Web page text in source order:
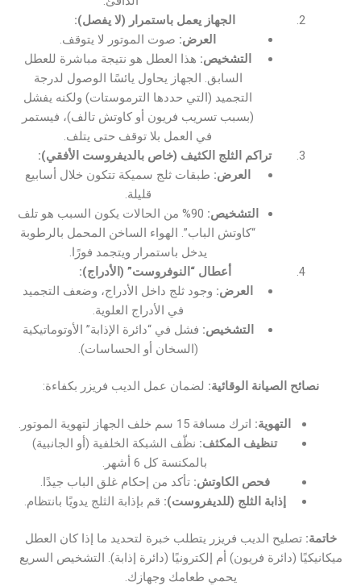
الجهاز يعمل باستمرار (لا يفصل):
العرض: صوت الموتور لا يتوقف.
التشخيص: هذا العطل هو نتيجة مباشرة للعطل
السابق. الجهاز يحاول يائسًا الوصول لدرجة
التجميد (التي حددها الترموستات) ولكنه يفشل
(بسبب تسريب فريون أو كاوتش تالف)، فيستمر
في العمل بلا توقف حتى يتلف.
تراكم الثلج الكثيف (خاص بالديفروست الأفقي):
العرض: طبقات ثلج سميكة تتكون خلال أسابيع
قليلة.
التشخيص:
90% من الحالات يكون السبب هو تلف
“كاوتش الباب”. الهواء الساخن المحمل بالرطوبة
يدخل باستمرار ويتجمد فورًا.
أعطال “النوفروست” (الأدراج):
العرض: وجود ثلج داخل الأدراج، وضعف التجميد
في الأدراج العلوية.
التشخيص: فشل في “دائرة الإذابة” الأوتوماتيكية
(السخان أو الحساسات).
نصائح الصيانة الوقائية: لضمان عمل الديب فريزر بكفاءة:
التهوية: اترك مسافة 15 سم خلف الجهاز لتهوية الموتور.
تنظيف المكثف: نظّف الشبكة الخلفية (أو الجانبية)
بالمكنسة كل 6 أشهر.
فحص الكاوتش: تأكد من إحكام غلق الباب جيدًا.
إذابة الثلج (للديفروست): قم بإذابة الثلج يدويًا بانتظام.
خاتمة: تصليح الديب فريزر يتطلب خبرة لتحديد ما إذا كان العطل
ميكانيكيًا (دائرة فريون) أم إلكترونيًا (دائرة إذابة). التشخيص السريع
يحمي طعامك وجهازك.